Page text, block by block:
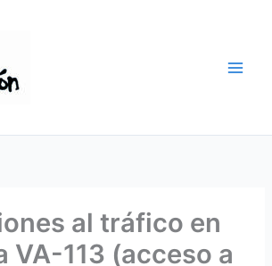
al tráfico en
VA-113 (acceso a